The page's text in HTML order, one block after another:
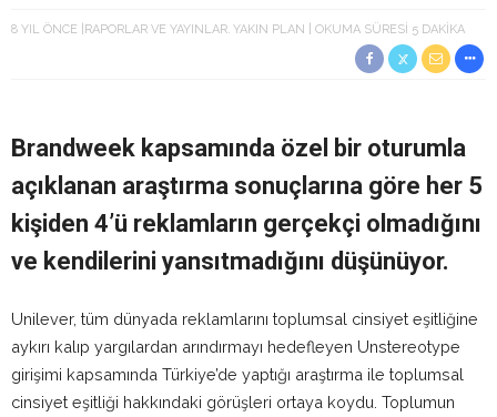
8 YIL ÖNCE RAPORLAR VE YAYINLAR YAKIN PLAN OKUMA SÜRESI 5 DAKIKA
Brandweek kapsamında özel bir oturumla
açıklanan araştırma sonuçlarına göre her 5
kişiden 4’ü reklamların gerçekçi olmadığını
ve kendilerini yansıtmadığını düşünüyor.
Unilever, tüm dünyada reklamlarını toplumsal cinsiyet eşitliğine
aykırı kalıp yargılardan arındırmayı hedefleyen Unstereotype
girişimi kapsamında Türkiye’de yaptığı araştırma ile toplumsal
cinsiyet eşitliği hakkındaki görüşleri ortaya koydu. Toplumun